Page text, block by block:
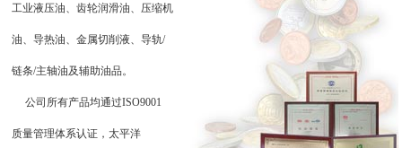
工业液压油、齿轮润滑油、压缩机
油、导热油、金属切削液、导轨/
链条/主轴油及辅助油品。
公司所有产品均通过ISO9001
质量管理体系认证，太平洋